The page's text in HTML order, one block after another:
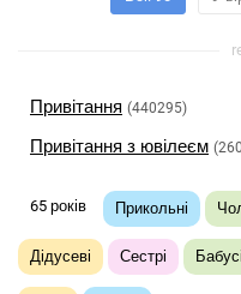
Привітання (440295)
Привітання з ювілеєм
65 років Прикольні
Дідусеві Сестрі Бабусі